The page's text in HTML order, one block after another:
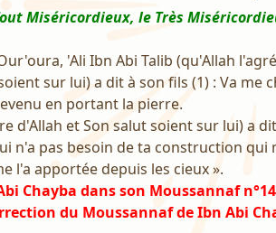
Miséricordieux, le Très
'Ali Ibn Abi Talib (qu'Allah
sur lui) a dit à son fils (1) : Va me
en portant la pierre.
d'Allah et Son salut soient sur lui) a
n'a pas besoin de ta construction qui
l'a apportée depuis les cieux ».
Chayba dans son Moussannaf
du Moussannaf de Ibn Abi